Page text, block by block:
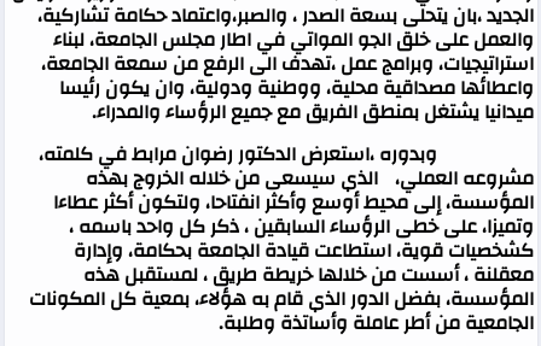
الجديد ،بان يتحلى بسعة الصدر ، والصبر،واعتماد حكامة تشاركية،
والعمل على خلق الجو المواتي في اطار مجلس الجامعة، لبناء
استراتيجيات، وبرامج عمل ،تهدف الى الرفع من سمعة الجامعة،
واعطائها مصداقية محلية، ووطنية ودولية، وان يكون رئيسا
ميدانيا يشتغل بمنطق الفريق مع جميع الرؤساء والمدراء.
وبدوره ،استعرض الدكتور رضوان مرابط في كلمته،
مشروعه العملي، الذي سيسعى من خلاله الخروج بهذه
المؤسسة، إلى محيط أوسع وأكثر انفتاحا، ولتكون أكثر عطاءا
وتميزا، على خطى الرؤساء السابقين ، ذكر كل واحد باسمه ،
كشخصيات قوية، استطاعت قيادة الجامعة بحكامة، وإدارة
معقلنة ، أسست من خلالها خريطة طريق ، لمستقبل هذه
المؤسسة، بفضل الدور الذي قام به هؤلاء، بمعية كل المكونات
الجامعية من أطر عاملة وأساتذة وطلبة.